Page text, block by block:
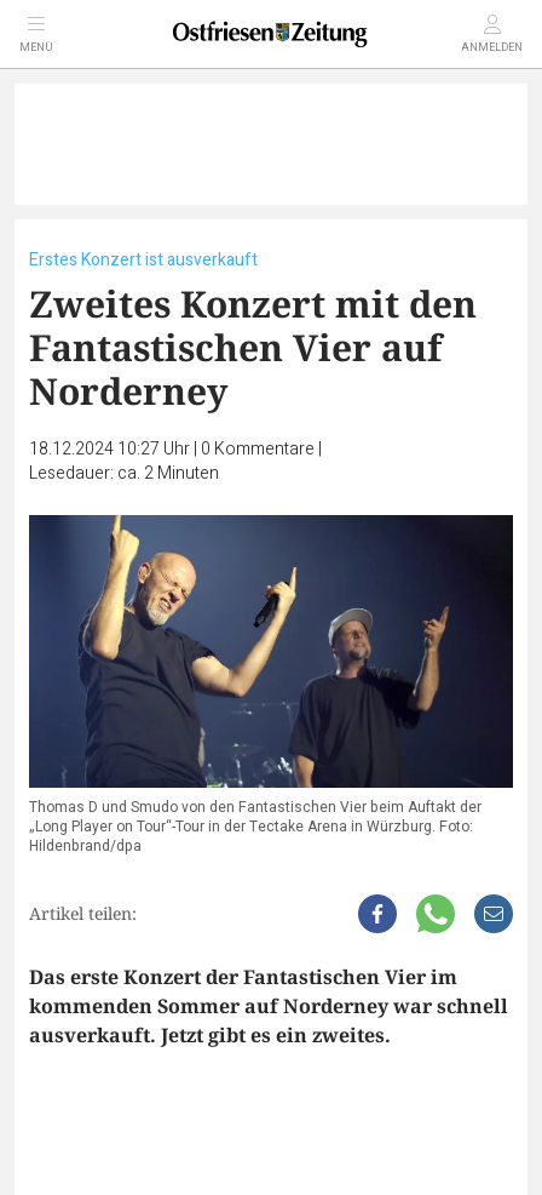
MENÜ ANMELDEN
Erstes Konzert ist ausverkauft
Zweites Konzert mit den
Fantastischen Vier auf
Norderney
18.12.2024 10:27 Uhr| 0 Kommentare |
Lesedauer: ca. 2 Minuten
Thomas D und Smudo von den Fantastischen Vier beim Auftakt der
„Long Player on Tour“-Tour in der Tectake Arena in Würzburg. Foto:
Hildenbrand/dpa
Artikel teilen:
Das erste Konzert der Fantastischen Vier im
kommenden Sommer auf Norderney war schnell
ausverkauft. Jetzt gibt es ein zweites.